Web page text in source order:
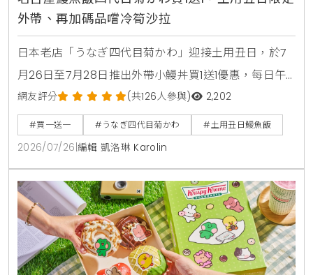
外帶、再加碼品嚐冷筍沙拉
日本老店「うなぎ四代目菊かわ」迎接土用丑日，於7
月26日至7月28日推出外帶小鰻丼買1送1優惠，每日午
晚餐各限量15組。即日起至8月31日同步開賣「夏鰻雙
饗宴」特價2450元與全新單品冷筍沙拉，提供最道地
的日本夏日食補饗宴。
網友評分 (共126人參與) 2,202
#買一送一 #うなぎ四代目菊かわ #土用丑日鰻魚飯
2026/07/26 編輯 凱洛琳 Karolin